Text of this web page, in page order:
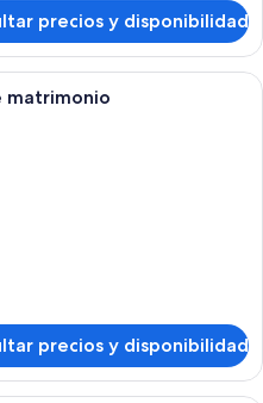
precios y disponibilidad
Una habitación de hotel con dos
matrimonio
precios y disponibilidad